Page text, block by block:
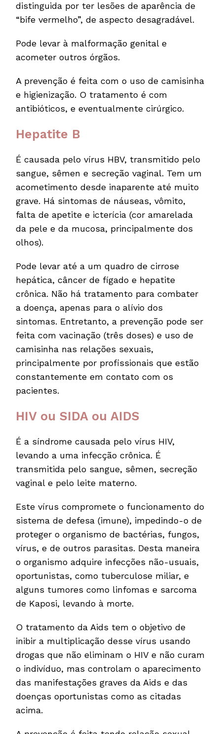
distinguida por ter lesões de aparência de
“bife vermelho”, de aspecto desagradável.
Pode levar à malformação genital e
acometer outros órgãos.
A prevenção é feita com o uso de camisinha
e higienização. O tratamento é com
antibióticos, e eventualmente cirúrgico.
Hepatite B
É causada pelo vírus HBV, transmitido pelo
sangue, sêmen e secreção vaginal. Tem um
acometimento desde inaparente até muito
grave. Há sintomas de náuseas, vômito,
falta de apetite e icterícia (cor amarelada
da pele e da mucosa, principalmente dos
olhos).
Pode levar até a um quadro de cirrose
hepática, câncer de fígado e hepatite
crônica. Não há tratamento para combater
a doença, apenas para o alívio dos
sintomas. Entretanto, a prevenção pode ser
feita com vacinação (três doses) e uso de
camisinha nas relações sexuais,
principalmente por profissionais que estão
constantemente em contato com os
pacientes.
HIV ou SIDA ou AIDS
É a síndrome causada pelo vírus HIV,
levando a uma infecção crônica. É
transmitida pelo sangue, sêmen, secreção
vaginal e pelo leite materno.
Este vírus compromete o funcionamento do
sistema de defesa (imune), impedindo-o de
proteger o organismo de bactérias, fungos,
vírus, e de outros parasitas. Desta maneira
o organismo adquire infecções não-usuais,
oportunistas, como tuberculose miliar, e
alguns tumores como linfomas e sarcoma
de Kaposi, levando à morte.
O tratamento da Aids tem o objetivo de
inibir a multiplicação desse vírus usando
drogas que não eliminam o HIV e não curam
o indivíduo, mas controlam o aparecimento
das manifestações graves da Aids e das
doenças oportunistas como as citadas
acima.